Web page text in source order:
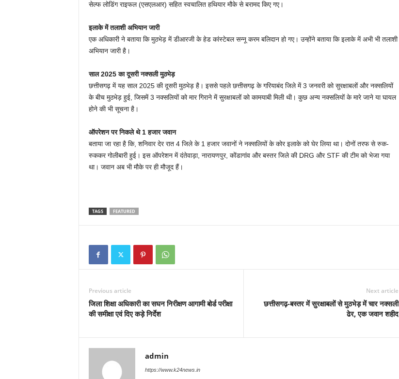
सेल्फ लोडिंग राइफल (एसएलआर) सहित स्वचालित हथियार मौके से बरामद किए गए।
इलाके में तलाशी अभियान जारी
एक अधिकारी ने बताया कि मुठभेड़ में डीआरजी के हेड कांस्टेबल सन्नू करम बलिदान हो गए। उन्होंने बताया कि इलाके में अभी भी तलाशी
अभियान जारी है।
साल 2025 का दूसरी नक्सली मुठभेड़
छत्तीसगढ़ में यह साल 2025 की दूसरी मुठभेड़ है। इससे पहले छत्तीसगढ़ के गरियाबंद जिले में 3 जनवरी को सुरक्षाबलों और नक्सलियों
के बीच मुठभेड़ हुई, जिसमें 3 नक्सलियों को मार गिराने में सुरक्षाबलों को कामयाबी मिली थी। कुछ अन्य नक्सलियों के मारे जाने या घायल
होने की भी सूचना है।
ऑपरेशन पर निकले थे 1 हजार जवान
बताया जा रहा है कि, शनिवार देर रात 4 जिले के 1 हजार जवानों ने नक्सलियों के कोर इलाके को घेर लिया था। दोनों तरफ से रुक-
रुककर गोलीबारी हुई। इस ऑपरेशन में दंतेवाड़ा, नारायणपुर, कोंडागांव और बस्तर जिले की DRG और STF की टीम को भेजा गया
था। जवान अब भी मौके पर ही मौजूद हैं।
TAGS FEATURED
Previous article
जिला शिक्षा अधिकारी का सघन निरीक्षण आगामी बोर्ड परीक्षा
की समीक्षा एवं दिए कड़े निर्देश
Next article
छत्तीसगढ़-बस्तर में सुरक्षाबलों से मुठभेड़ में चार नक्सली
ढेर, एक जवान शहीद
admin
https://www.k24news.in